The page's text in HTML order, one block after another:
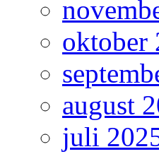
oktober
august
juli